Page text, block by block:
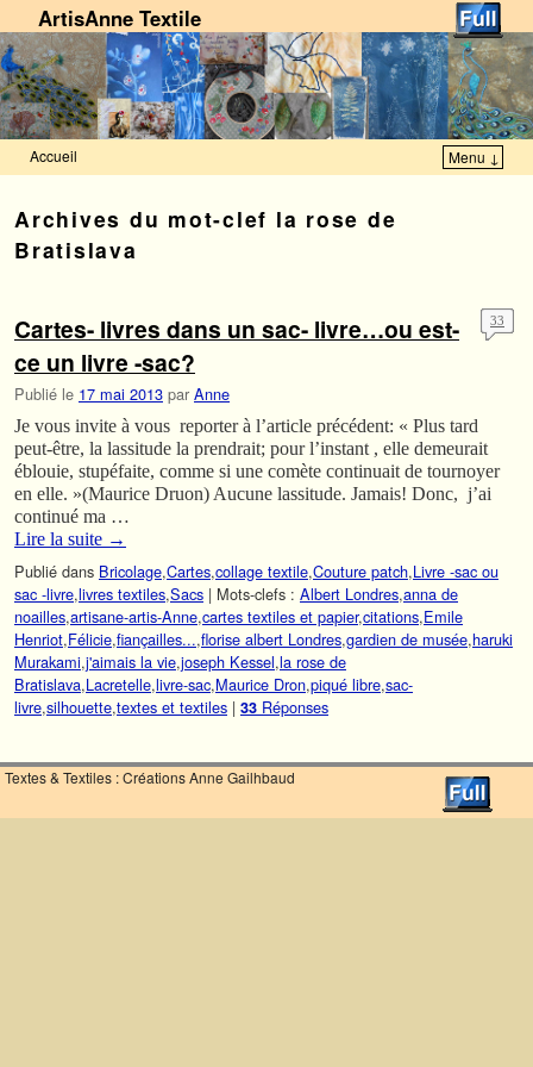
ArtisAnne Textile
Accueil Menu ↓
Archives du mot-clef la rose de
Bratislava
Cartes- livres dans un sac- livre…ou est-
ce un livre -sac?
Publié le 17 mai 2013 par Anne
33
Je vous invite à vous reporter à l’article précédent: « Plus tard
peut-être, la lassitude la prendrait; pour l’instant , elle demeurait
éblouie, stupéfaite, comme si une comète continuait de tournoyer
en elle. »(Maurice Druon) Aucune lassitude. Jamais! Donc, j’ai
continué ma …
Lire la suite →
Publié dans Bricolage,Cartes,collage textile,Couture patch,Livre -sac ou
sac -livre,livres textiles,Sacs | Mots-clefs : Albert Londres,anna de
noailles,artisane-artis-Anne,cartes textiles et papier,citations,Emile
Henriot,Félicie,fiançailles...,florise albert Londres,gardien de musée,haruki
Murakami,j'aimais la vie,joseph Kessel,la rose de
Bratislava,Lacretelle,livre-sac,Maurice Dron,piqué libre,sac-
livre,silhouette,textes et textiles | 33 Réponses
Textes & Textiles : Créations Anne Gailhbaud